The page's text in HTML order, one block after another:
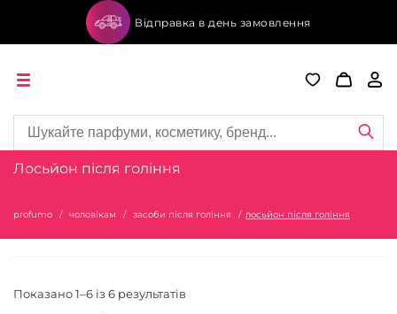
Відправка в день замовлення
Лосьйон після гоління
profumo чоловікам засоби після гоління лосьйон після гоління
Показано 1–6 із 6 результатів